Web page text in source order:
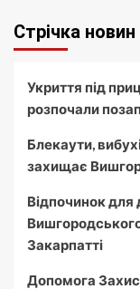
Стрічка новин
Укриття під
розпочали
Блекаути,
захищає
Відпочинок для
Закарпатті
Допомога